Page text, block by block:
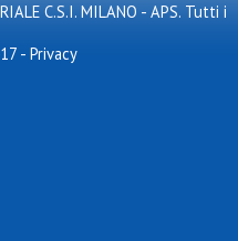
C.S.I. MILANO - APS. Tutti i
- Privacy